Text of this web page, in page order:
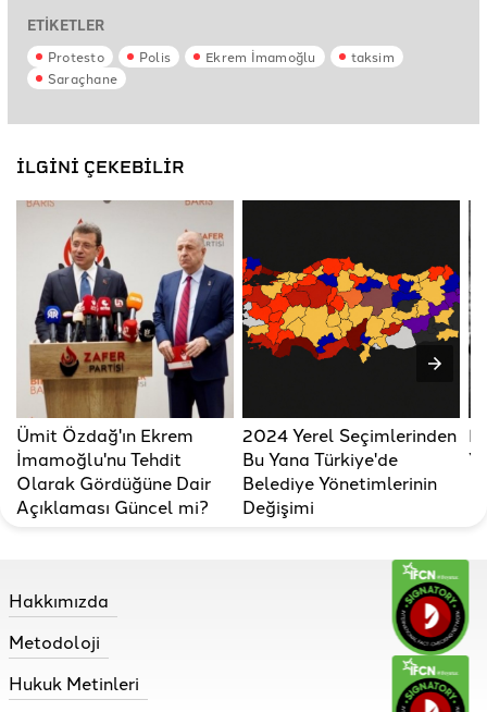
ETİKETLER
Protesto Polis Ekrem İmamoğlu
taksim
Saraçhane
İLGİNİ ÇEKEBİLİR
Ümit Özdağ'ın Ekrem
İmamoğlu'nu Tehdit
Olarak Gördüğüne Dair
Açıklaması Güncel mi?
2024 Yerel Seçimlerinden
Bu Yana Türkiye'de
Belediye Yönetimlerinin
Değişimi
Hakkımızda
Metodoloji
Hukuk Metinleri